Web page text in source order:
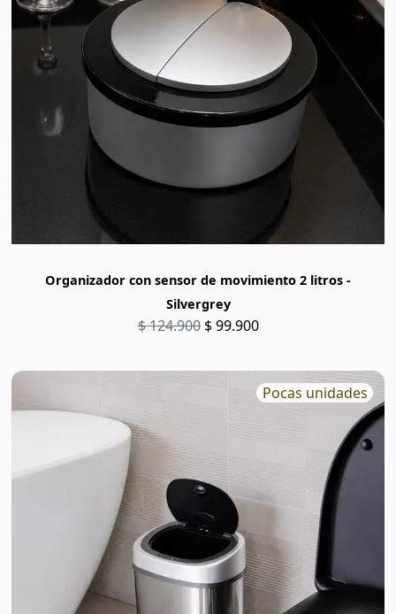
Organizador con sensor de movimiento 2 litros -
Silvergrey
$ 124.900 $ 99.900
Pocas unidades